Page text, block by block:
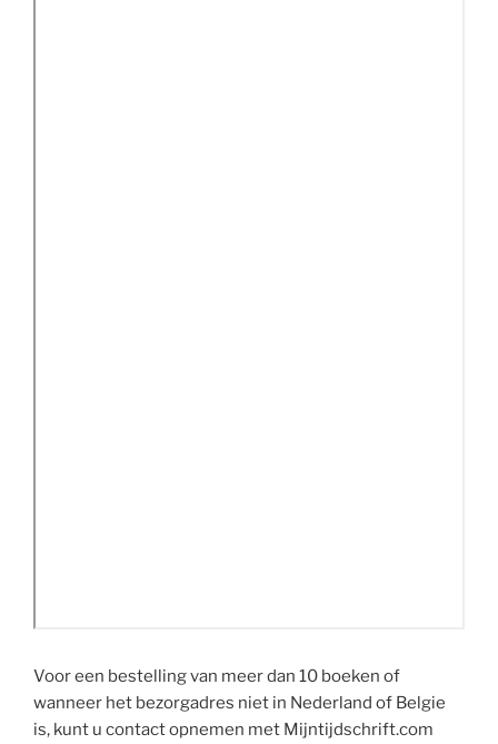
Voor een bestelling van meer dan 10 boeken of
wanneer het bezorgadres niet in Nederland of Belgie
is, kunt u contact opnemen met Mijntijdschrift.com